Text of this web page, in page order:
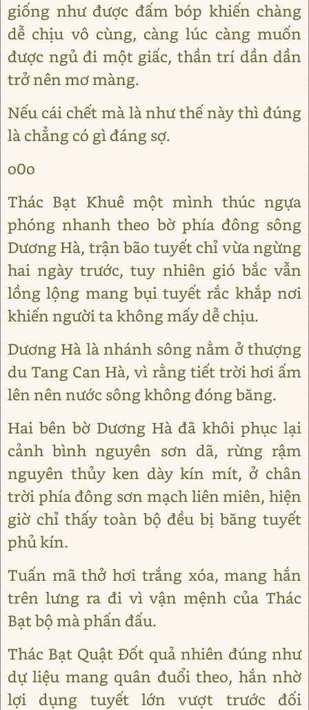
giống như được đấm bóp khiến chàng
dễ chịu vô cùng, càng lúc càng muốn
được ngủ đi một giấc, thần trí dần dần
trở nên mơ màng.
Nếu cái chết mà là như thế này thì đúng
là chẳng có gì đáng sợ.
o0o
Thác Bạt Khuê một mình thúc ngựa
phóng nhanh theo bờ phía đông sông
Dương Hà, trận bão tuyết chỉ vừa ngừng
hai ngày trước, tuy nhiên gió bắc vẫn
lồng lộng mang bụi tuyết rắc khắp nơi
khiến người ta không mấy dễ chịu.
Dương Hà là nhánh sông nằm ở thượng
du Tang Can Hà, vì rằng tiết trời hơi ấm
lên nên nước sông không đóng băng.
Hai bên bờ Dương Hà đã khôi phục lại
cảnh bình nguyên sơn dã, rừng rậm
nguyên thủy ken dày kín mít, ở chân
trời phía đông sơn mạch liên miên, hiện
giờ chỉ thấy toàn bộ đều bị băng tuyết
phủ kín.
Tuấn mã thở hơi trắng xóa, mang hắn
trên lưng ra đi vì vận mệnh của Thác
Bạt bộ mà phấn đấu.
Thác Bạt Quật Đốt quả nhiên đúng như
dự liệu mang quân đuổi theo, hắn nhờ
lợi dụng tuyết lớn vượt trước đối